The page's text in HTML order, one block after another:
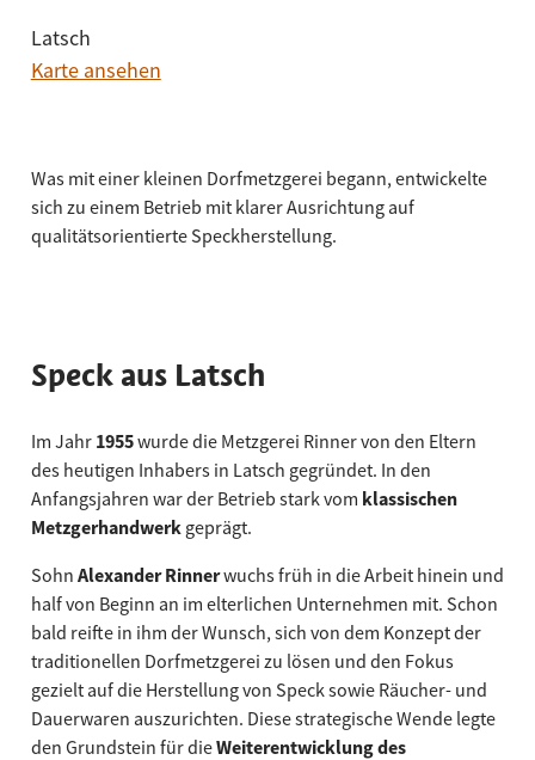
Latsch
Karte ansehen
Was mit einer kleinen Dorfmetzgerei begann, entwickelte
sich zu einem Betrieb mit klarer Ausrichtung auf
qualitätsorientierte Speckherstellung.
Speck aus Latsch
Im Jahr 1955wurde die Metzgerei Rinner von den Eltern
des heutigen Inhabers in Latsch gegründet. In den
Anfangsjahren war der Betrieb stark vom klassischen
Metzgerhandwerkgeprägt.
Sohn Alexander Rinnerwuchs früh in die Arbeit hinein und
half von Beginn an im elterlichen Unternehmen mit. Schon
bald reifte in ihm der Wunsch, sich von dem Konzept der
traditionellen Dorfmetzgerei zu lösen und den Fokus
gezielt auf die Herstellung von Speck sowie Räucher- und
Dauerwaren auszurichten. Diese strategische Wende legte
den Grundstein für dieWeiterentwicklung des